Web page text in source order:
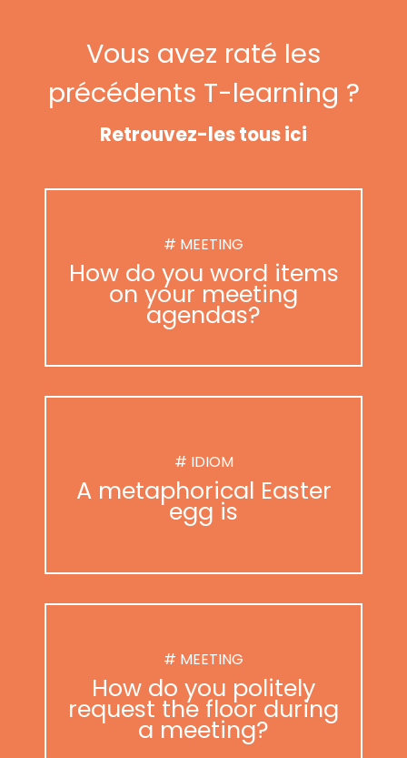
Vous avez raté les
précédents T-learning ?
Retrouvez-les tous ici
# MEETING
How do you word items
on your meeting
agendas?
# IDIOM
A metaphorical Easter
egg is
# MEETING
How do you politely
request the floor during
a meeting?